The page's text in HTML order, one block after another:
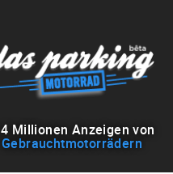
4 Millionen Anzeigen von
Gebrauchtmotorrädern